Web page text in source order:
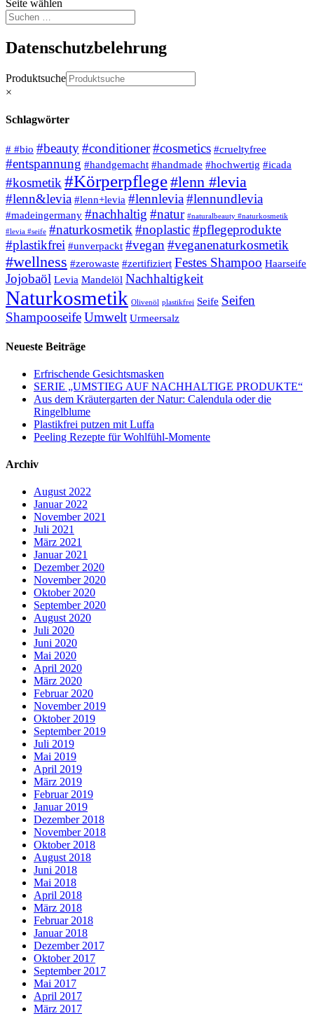
Seite wählen
Datenschutzbelehrung
Produktsuche
×
Schlagwörter
# #bio #beauty#conditioner#cosmetics #crueltyfree
#entspannung #handgemacht #handmade #hochwertig #icada
#kosmetik#Körperpflege#lenn #levia
#lenn&levia #lenn+levia #lennlevia#lennundlevia
#madeingermany #nachhaltig #natur #naturalbeauty #naturkosmetik
#levia #seife #naturkosmetik#noplastic#pflegeprodukte
#plastikfrei #unverpackt #vegan#veganenaturkosmetik
#wellness #zerowaste #zertifiziert Festes Shampoo Haarseife
Jojobaöl Levia Mandelöl Nachhaltigkeit
Naturkosmetik Olivenöl plastikfrei Seife Seifen
ShampooseifeUmwelt Urmeersalz
Neueste Beiträge
Erfrischende Gesichtsmasken
SERIE „UMSTIEG AUF NACHHALTIGE PRODUKTE“
Aus dem Kräutergarten der Natur: Calendula oder die
Ringelblume
Plastikfrei putzen mit Luffa
Peeling Rezepte für Wohlfühl-Momente
Archiv
August 2022
Januar 2022
November 2021
Juli 2021
März 2021
Januar 2021
Dezember 2020
November 2020
Oktober 2020
September 2020
August 2020
Juli 2020
Juni 2020
Mai 2020
April 2020
März 2020
Februar 2020
November 2019
Oktober 2019
September 2019
Juli 2019
Mai 2019
April 2019
März 2019
Februar 2019
Januar 2019
Dezember 2018
November 2018
Oktober 2018
August 2018
Juni 2018
Mai 2018
April 2018
März 2018
Februar 2018
Januar 2018
Dezember 2017
Oktober 2017
September 2017
Mai 2017
April 2017
März 2017